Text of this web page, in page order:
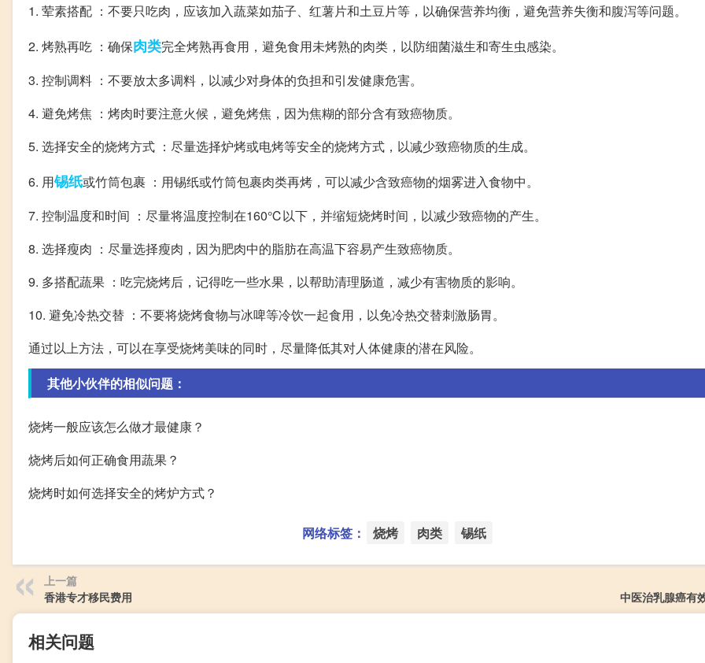
1. 荤素搭配 ：不要只吃肉，应该加入蔬菜如茄子、红薯片和土豆片等，以确保营养均衡，避免营养失衡和腹泻等问题。
2. 烤熟再吃 ：确保肉类完全烤熟再食用，避免食用未烤熟的肉类，以防细菌滋生和寄生虫感染。
3. 控制调料 ：不要放太多调料，以减少对身体的负担和引发健康危害。
4. 避免烤焦 ：烤肉时要注意火候，避免烤焦，因为焦糊的部分含有致癌物质。
5. 选择安全的烧烤方式 ：尽量选择炉烤或电烤等安全的烧烤方式，以减少致癌物质的生成。
6. 用锡纸或竹筒包裹 ：用锡纸或竹筒包裹肉类再烤，可以减少含致癌物的烟雾进入食物中。
7. 控制温度和时间 ：尽量将温度控制在160℃以下，并缩短烧烤时间，以减少致癌物的产生。
8. 选择瘦肉 ：尽量选择瘦肉，因为肥肉中的脂肪在高温下容易产生致癌物质。
9. 多搭配蔬果 ：吃完烧烤后，记得吃一些水果，以帮助清理肠道，减少有害物质的影响。
10. 避免冷热交替 ：不要将烧烤食物与冰啤等冷饮一起食用，以免冷热交替刺激肠胃。
通过以上方法，可以在享受烧烤美味的同时，尽量降低其对人体健康的潜在风险。
其他小伙伴的相似问题：
烧烤一般应该怎么做才最健康？
烧烤后如何正确食用蔬果？
烧烤时如何选择安全的烤炉方式？
网络标签： 烧烤 肉类 锡纸
上一篇
香港专才移民费用
中医治乳腺癌有
相关问题